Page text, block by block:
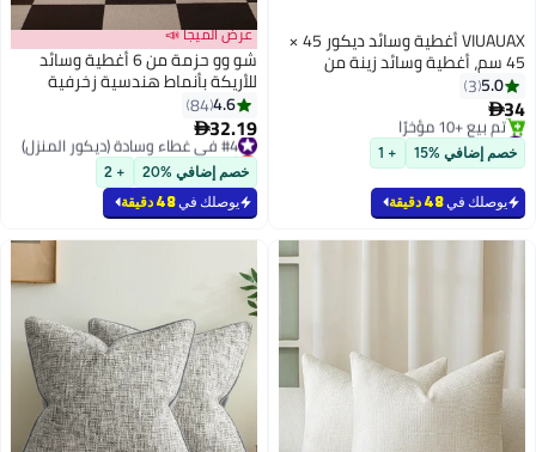
VIUAUAX أغطية وسائد ديكور 45 ×
45 سم، أغطية وسائد زينة من
الصوف الصناعي الناعم، أغطية
وسائد زنبركية من الصوف الصناعي
للمنزل، طقم من 2، بيج
5.0
3
34
#3 في غطاء وسادة (ديكور المنزل)
بتخلّص بسرعة
تم بيع +10 مؤخرًا
#3 في غطاء وسادة (ديكور المنزل)
خصم إضافي %15 + 1
يوصلك في48 دقيقة
عرض الميجا 📣
شو وو حزمة من 6 أغطية وسائد
للأريكة بأنماط هندسية زخرفية
حديثة مقاس 45 × 45 سم
4.6
84
32.19
#4 في غطاء وسادة (ديكور المنزل)
أقل سعر في 30 يوم
بتخلّص بسرعة
تم بيع +30 مؤخرًا
#4 في غطاء وسادة (ديكور المنزل)
خصم إضافي %20 + 2
يوصلك في48 دقيقة